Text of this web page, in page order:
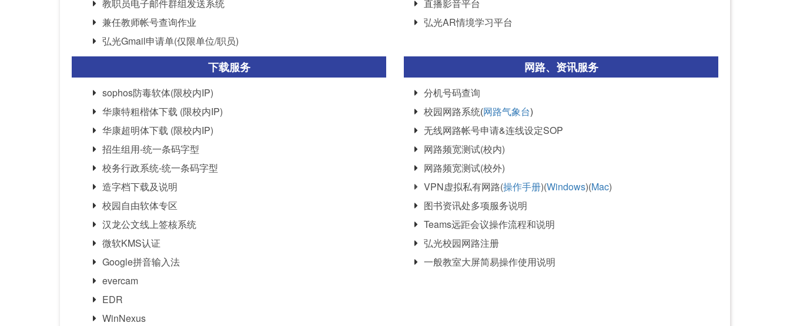
教职员电子邮件群组发送系统
兼任教师帐号查询作业
弘光Gmail申请单(仅限单位/职员)
直播影音平台
弘光AR情境学习平台
下载服务
sophos防毒软体(限校内IP)
华康特粗楷体下载 (限校内IP)
华康超明体下载 (限校内IP)
招生组用-统一条码字型
校务行政系统-统一条码字型
造字档下载及说明
校园自由软体专区
汉龙公文线上签核系统
微软KMS认证
Google拼音输入法
evercam
EDR
WinNexus
网路、资讯服务
分机号码查询
校园网路系统(网路气象台)
无线网路帐号申请&连线设定SOP
网路频宽测试(校内)
网路频宽测试(校外)
VPN虚拟私有网路(操作手册)(Windows)(Mac)
图书资讯处多项服务说明
Teams远距会议操作流程和说明
弘光校园网路注册
一般教室大屏简易操作使用说明